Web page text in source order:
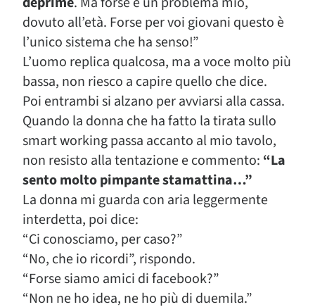
dovuto all’età. Forse per voi giovani questo è
l’unico sistema che ha senso!”
L’uomo replica qualcosa, ma a voce molto più
bassa, non riesco a capire quello che dice.
Poi entrambi si alzano per avviarsi alla cassa.
Quando la donna che ha fatto la tirata sullo
smart working passa accanto al mio tavolo,
non resisto alla tentazione e commento: “La
sento molto pimpante stamattina…”
La donna mi guarda con aria leggermente
interdetta, poi dice:
“Ci conosciamo, per caso?”
“No, che io ricordi”, rispondo.
“Forse siamo amici di facebook?”
“Non ne ho idea, ne ho più di duemila.”